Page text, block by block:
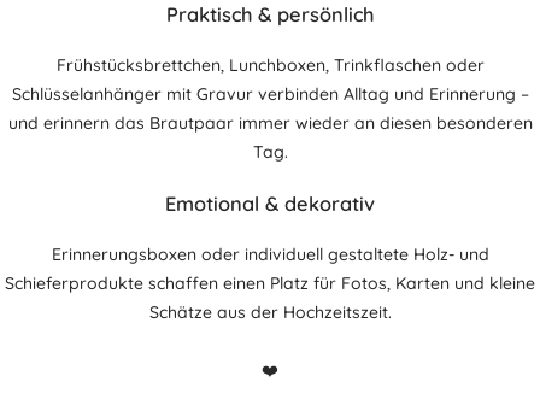
Praktisch & persönlich
Frühstücksbrettchen, Lunchboxen, Trinkflaschen oder
Schlüsselanhänger mit Gravur verbinden Alltag und Erinnerung –
und erinnern das Brautpaar immer wieder an diesen besonderen
Tag.
Emotional & dekorativ
Erinnerungsboxen oder individuell gestaltete Holz- und
Schieferprodukte schaffen einen Platz für Fotos, Karten und kleine
Schätze aus der Hochzeitszeit.
❤️